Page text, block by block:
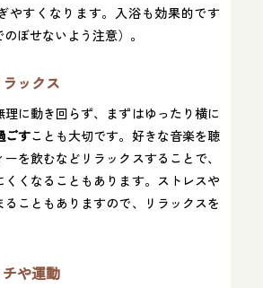
やすくなります。入浴も効果的です
のぼせないよう注意）。
ックス
に動き回らず、まずはゆったり横に
ごすことも大切です。好きな音楽を聴
を飲むなどリラックスすることで、
くなることもあります。ストレスや
こともありますので、リラックスを
や運動